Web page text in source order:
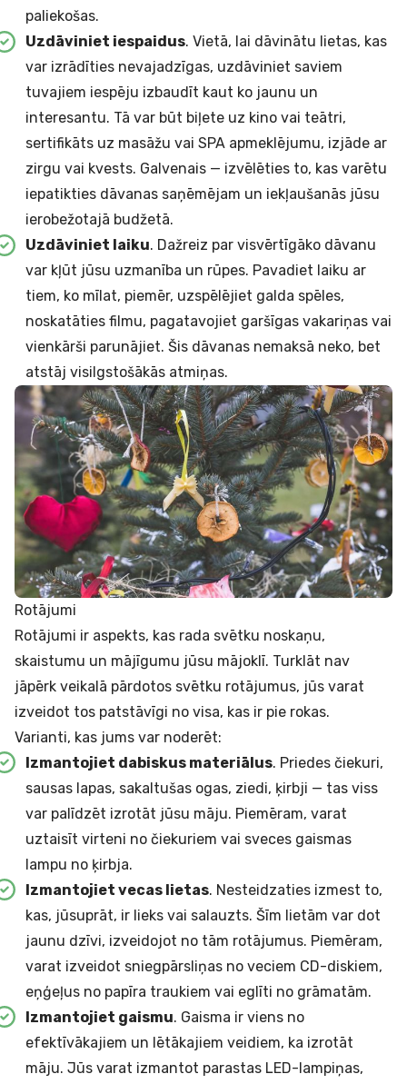
paliekošas.
Uzdāviniet iespaidus. Vietā, lai dāvinātu lietas, kas
var izrādīties nevajadzīgas, uzdāviniet saviem
tuvajiem iespēju izbaudīt kaut ko jaunu un
interesantu. Tā var būt biļete uz kino vai teātri,
sertifikāts uz masāžu vai SPA apmeklējumu, izjāde ar
zirgu vai kvests. Galvenais — izvēlēties to, kas varētu
iepatikties dāvanas saņēmējam un iekļaušanās jūsu
ierobežotajā budžetā.
Uzdāviniet laiku. Dažreiz par visvērtīgāko dāvanu
var kļūt jūsu uzmanība un rūpes. Pavadiet laiku ar
tiem, ko mīlat, piemēr, uzspēlējiet galda spēles,
noskatāties filmu, pagatavojiet garšīgas vakariņas vai
vienkārši parunājiet. Šis dāvanas nemaksā neko, bet
atstāj visilgstošākās atmiņas.
Rotājumi
Rotājumi ir aspekts, kas rada svētku noskaņu,
skaistumu un mājīgumu jūsu mājoklī. Turklāt nav
jāpērk veikalā pārdotos svētku rotājumus, jūs varat
izveidot tos patstāvīgi no visa, kas ir pie rokas.
Varianti, kas jums var noderēt:
Izmantojiet dabiskus materiālus. Priedes čiekuri,
sausas lapas, sakaltušas ogas, ziedi, ķirbji — tas viss
var palīdzēt izrotāt jūsu māju. Piemēram, varat
uztaisīt virteni no čiekuriem vai sveces gaismas
lampu no ķirbja.
Izmantojiet vecas lietas. Nesteidzaties izmest to,
kas, jūsuprāt, ir lieks vai salauzts. Šīm lietām var dot
jaunu dzīvi, izveidojot no tām rotājumus. Piemēram,
varat izveidot sniegpārsliņas no veciem CD-diskiem,
eņģeļus no papīra traukiem vai eglīti no grāmatām.
Izmantojiet gaismu. Gaisma ir viens no
efektīvākajiem un lētākajiem veidiem, ka izrotāt
māju. Jūs varat izmantot parastas LED-lampiņas,